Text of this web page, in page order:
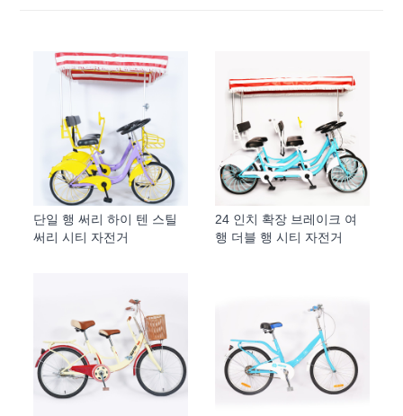
단일 행 써리 하이 텐 스틸
써리 시티 자전거
24 인치 확장 브레이크 여
행 더블 행 시티 자전거